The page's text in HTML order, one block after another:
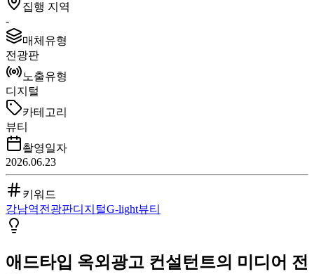
집행 지역
-
매체유형
전광판
노출유형
디지털
카테고리
뷰티
촬영일자
2026.06.23
키워드
강남역전광판디지털G-light뷰티
애드타입 옥외광고 컨설턴트의 미디어 전